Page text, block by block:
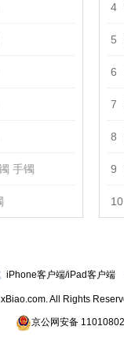
手镯
4
5
6
7
8
9
10
iPhone客户端/iPad客户端
All Rights
京公网安备